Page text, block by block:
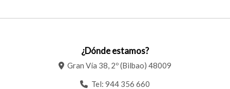
¿Dónde estamos?
Gran Vía 38, 2º (Bilbao) 48009
Tel: 944 356 660